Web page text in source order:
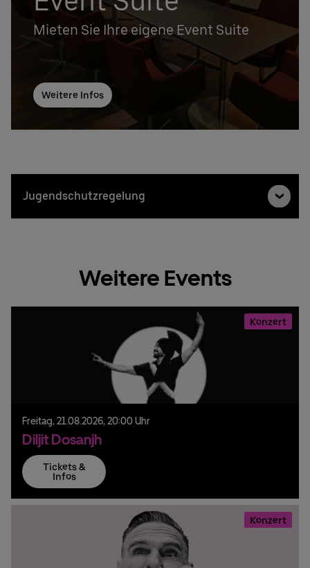
Mieten Sie Ihre eigene Event Suite
Weitere Infos
Jugendschutzregelung
Weitere Events
Konzert
Freitag, 21.08.2026, 20:00 Uhr
Diljit Dosanjh
Tickets &
Infos
Konzert